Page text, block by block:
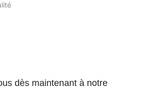
dès maintenant à notre